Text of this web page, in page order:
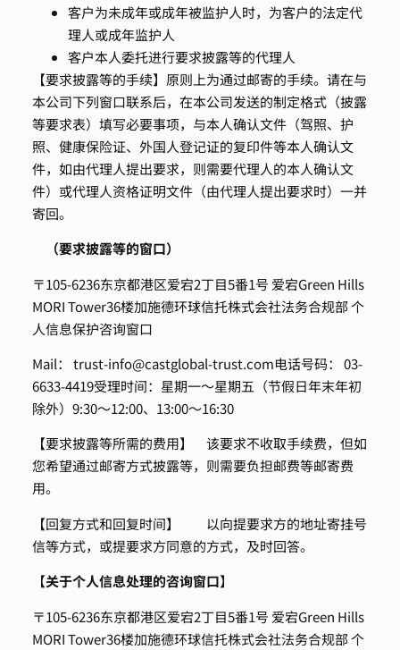
客户为未成年或成年被监护人时，为客户的法定代
理人或成年监护人
客户本人委托进行要求披露等的代理人
【要求披露等的手续】 原则上为通过邮寄的手续。请在与
本公司下列窗口联系后，在本公司发送的制定格式（披露
等要求表）填写必要事项，与本人确认文件（驾照、护
照、健康保险证、外国人登记证的复印件等本人确认文
件，如由代理人提出要求，则需要代理人的本人确认文
件）或代理人资格证明文件（由代理人提出要求时）一并
寄回。
（要求披露等的窗口）
〒105-6236东京都港区爱宕2丁目5番1号 爱宕Green Hills
MORI Tower36楼加施德环球信托株式会社法务合规部 个
人信息保护咨询窗口
Mail： trust-info@castglobal-trust.com电话号码： 03-
6633-4419受理时间：星期一～星期五（节假日年末年初
除外） 9:30～12:00、13:00～16:30
【要求披露等所需的费用】
该要求不收取手续费，但如
您希望通过邮寄方式披露等，则需要负担邮费等邮寄费
用。
【回复方式和回复时间】
以向提要求方的地址寄挂号
信等方式，或提要求方同意的方式，及时回答。
【关于个人信息处理的咨询窗口】
〒105-6236东京都港区爱宕2丁目5番1号 爱宕Green Hills
MORI Tower36楼加施德环球信托株式会社法务合规部 个